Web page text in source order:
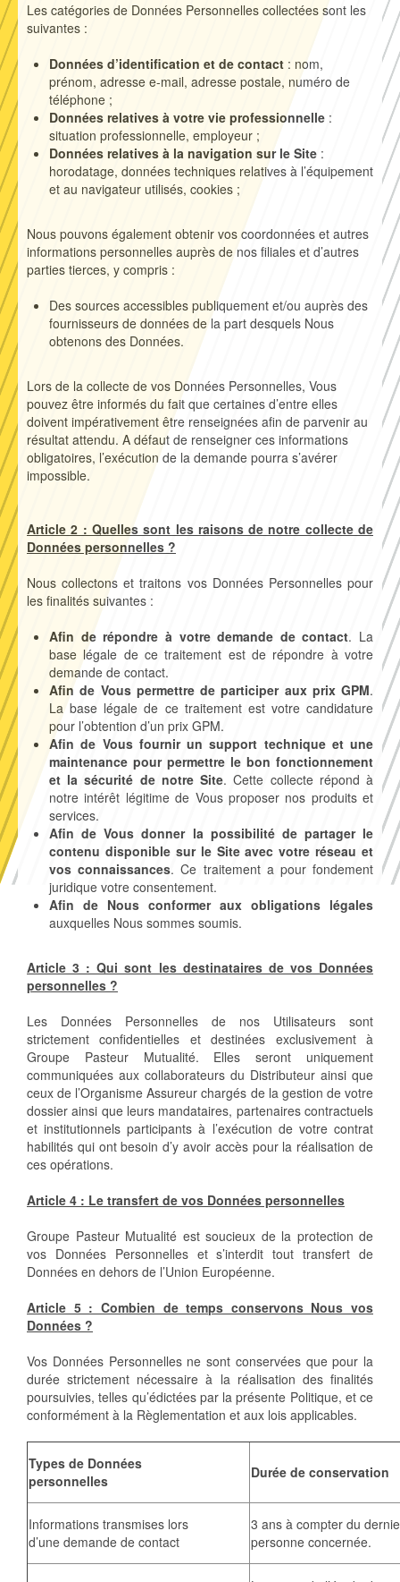
Les catégories de Données Personnelles collectées sont les
suivantes :
Données d’identification et de contact : nom,
prénom, adresse e-mail, adresse postale, numéro de
téléphone ;
Données relatives à votre vie professionnelle :
situation professionnelle, employeur ;
Données relatives à la navigation sur le Site :
horodatage, données techniques relatives à l’équipement
et au navigateur utilisés, cookies ;
Nous pouvons également obtenir vos coordonnées et autres
informations personnelles auprès de nos filiales et d’autres
parties tierces, y compris :
Des sources accessibles publiquement et/ou auprès des
fournisseurs de données de la part desquels Nous
obtenons des Données.
Lors de la collecte de vos Données Personnelles, Vous
pouvez être informés du fait que certaines d’entre elles
doivent impérativement être renseignées afin de parvenir au
résultat attendu. A défaut de renseigner ces informations
obligatoires, l’exécution de la demande pourra s’avérer
impossible.
Article 2 : Quelles sont les raisons de notre collecte de
Données personnelles ?
Nous collectons et traitons vos Données Personnelles pour
les finalités suivantes :
Afin de répondre à votre demande de contact. La
base légale de ce traitement est de répondre à votre
demande de contact.
Afin de Vous permettre de participer aux prix GPM.
La base légale de ce traitement est votre candidature
pour l’obtention d’un prix GPM.
Afin de Vous fournir un support technique et une
maintenance pour permettre le bon fonctionnement
et la sécurité de notre Site. Cette collecte répond à
notre intérêt légitime de Vous proposer nos produits et
services.
Afin de Vous donner la possibilité de partager le
contenu disponible sur le Site avecvotre réseau et
vos connaissances. Ce traitement a pour fondement
juridique votre consentement.
Afin de Nous conformer aux obligations légales
auxquelles Nous sommes soumis.
Article 3 : Qui sont les destinataires de vos Données
personnelles ?
Les Données Personnelles de nos Utilisateurs sont
strictement confidentielles et destinées exclusivement à
Groupe Pasteur Mutualité. Elles seront uniquement
communiquées aux collaborateurs du Distributeur ainsi que
ceux de l’Organisme Assureur chargés de la gestion de votre
dossier ainsi que leurs mandataires, partenaires contractuels
et institutionnels participants à l’exécution de votre contrat
habilités qui ont besoin d’y avoir accès pour la réalisation de
ces opérations.
Article 4 : Le transfert de vos Données personnelles
Groupe Pasteur Mutualité est soucieux de la protection de
vos Données Personnelles et s’interdit tout transfert de
Données en dehors de l’Union Européenne.
Article 5 : Combien de temps conservons Nous vos
Données ?
Vos Données Personnelles ne sont conservées que pour la
durée strictement nécessaire à la réalisation des finalités
poursuivies, telles qu’édictées par la présente Politique, et ce
conformément à la Règlementation et aux lois applicables.
Types de Données
personnelles
Durée de conservation
Informations transmises lors
d’une demande de contact
3 ans à compter du
personne concernée.